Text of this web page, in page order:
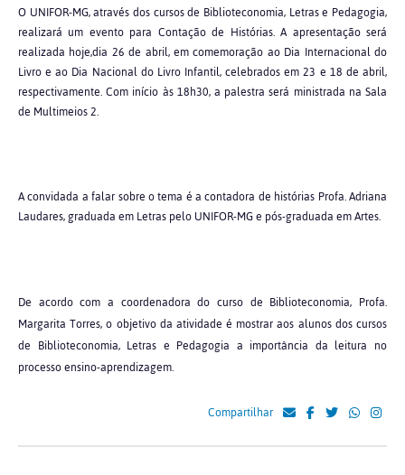
O UNIFOR-MG, através dos cursos de Biblioteconomia, Letras e Pedagogia,
realizará um evento para Contação de Histórias. A apresentação será
realizada hoje,dia 26 de abril, em comemoração ao Dia Internacional do
Livro e ao Dia Nacional do Livro Infantil, celebrados em 23 e 18 de abril,
respectivamente. Com início às 18h30, a palestra será ministrada na Sala
de Multimeios 2.
A convidada a falar sobre o tema é a contadora de histórias Profa. Adriana
Laudares, graduada em Letras pelo UNIFOR-MG e pós-graduada em Artes.
De acordo com a coordenadora do curso de Biblioteconomia, Profa.
Margarita Torres, o objetivo da atividade é mostrar aos alunos dos cursos
de Biblioteconomia, Letras e Pedagogia a importância da leitura no
processo ensino-aprendizagem.
Compartilhar